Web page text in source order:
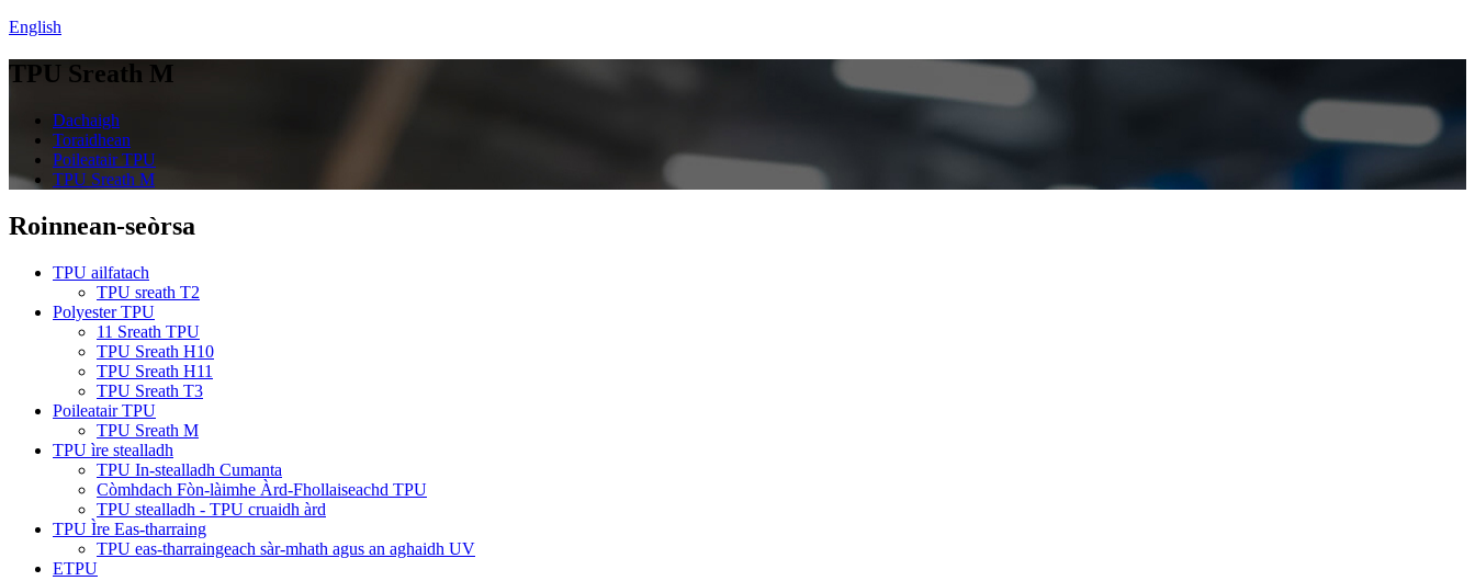
English
TPU Sreath M
Dachaigh
Toraidhean
Poileatair TPU
TPU Sreath M
Roinnean-seòrsa
TPU ailfatach
TPU sreath T2
Polyester TPU
11 Sreath TPU
TPU Sreath H10
TPU Sreath H11
TPU Sreath T3
Poileatair TPU
TPU Sreath M
TPU ìre stealladh
TPU In-stealladh Cumanta
Còmhdach Fòn-làimhe Àrd-Fhollaiseachd TPU
TPU stealladh - TPU cruaidh àrd
TPU Ìre Eas-tharraing
TPU eas-tharraingeach sàr-mhath agus an aghaidh UV
ETPU